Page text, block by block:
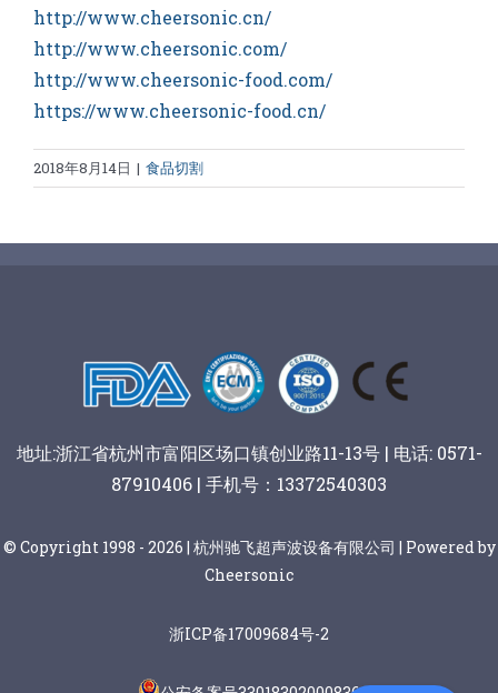
http://www.cheersonic.cn/
http://www.cheersonic.com/
http://www.cheersonic-food.com/
https://www.cheersonic-food.cn/
2018年8月14日 | 食品切割
地址:浙江省杭州市富阳区场口镇创业路11-13号 | 电话: 0571-
87910406 | 手机号：13372540303
© Copyright 1998 - 2026 | 杭州驰飞超声波设备有限公司 | Powered by
Cheersonic
浙ICP备17009684号-2